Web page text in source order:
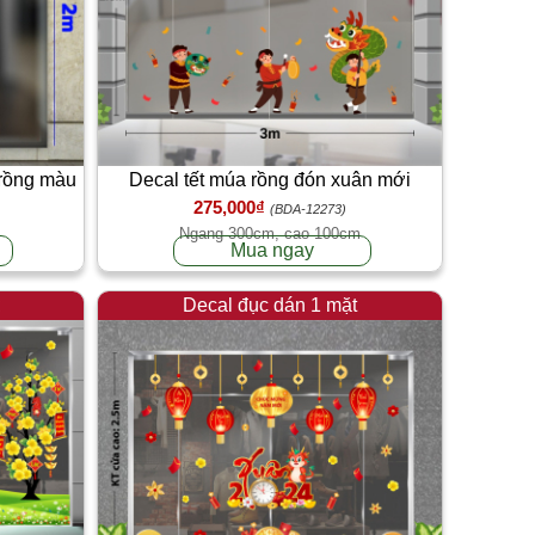
màu
Decal tết múa rồng đón xuân mới
275,000₫ (BDA-12273)
Ngang 300cm, cao 100cm
Mua ngay
Decal đục dán 1 mặt